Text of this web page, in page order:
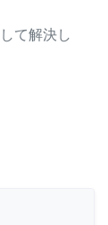
て解決し